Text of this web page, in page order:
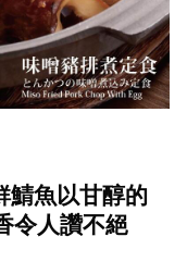
鯖魚以甘醇的
令人讚不絕